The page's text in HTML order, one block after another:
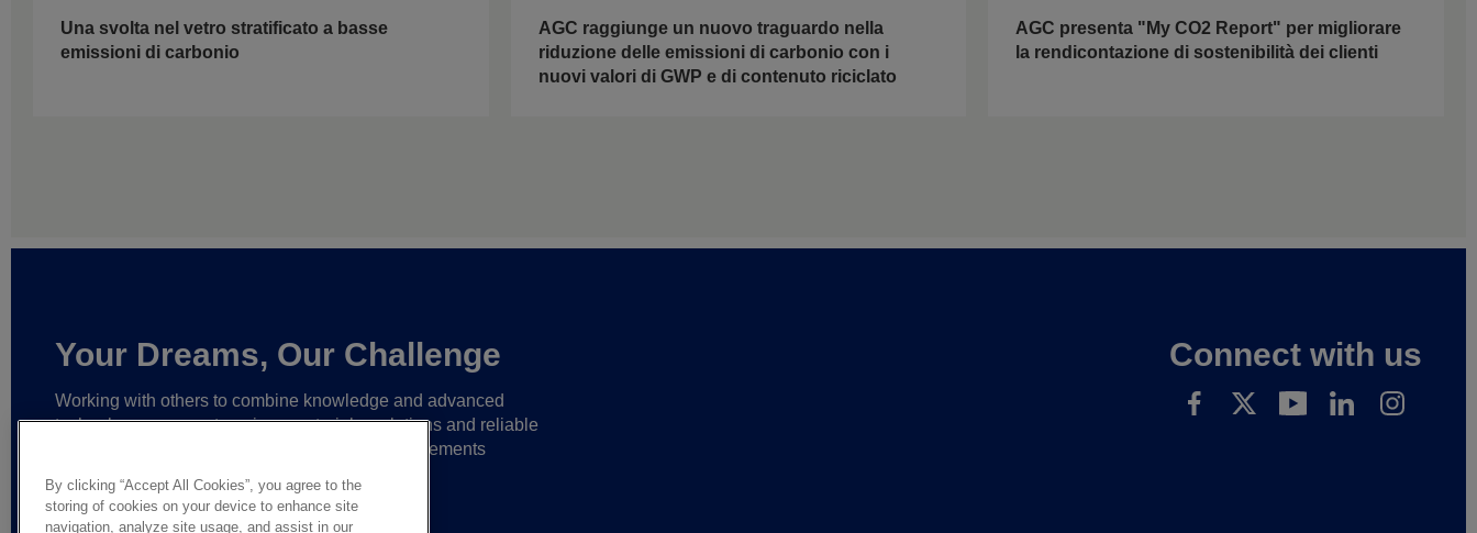
Una svolta nel vetro stratificato a basse
emissioni di carbonio
AGC raggiunge un nuovo traguardo nella
riduzione delle emissioni di carbonio con i
nuovi valori di GWP e di contenuto riciclato
AGC presenta "My CO2 Report" per migliorare
la rendicontazione di sostenibilità dei clienti
Your Dreams, Our Challenge
Working with others to combine knowledge and advanced
technology,we create unique materials, solutions and reliable
that help make ever greater achievements
Connect with us
By clicking “Accept All Cookies”, you agree to the
storing of cookies on your device to enhance site
navigation, analyze site usage, and assist in our